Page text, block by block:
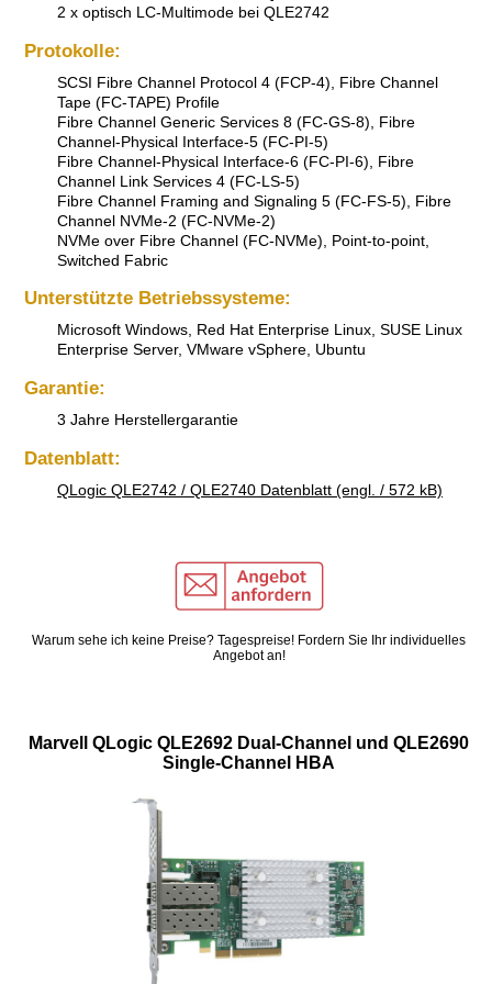
2 x optisch LC-Multimode bei QLE2742
Protokolle:
SCSI Fibre Channel Protocol 4 (FCP-4), Fibre Channel
Tape (FC-TAPE) Profile
Fibre Channel Generic Services 8 (FC-GS-8), Fibre
Channel-Physical Interface-5 (FC-PI-5)
Fibre Channel-Physical Interface-6 (FC-PI-6), Fibre
Channel Link Services 4 (FC-LS-5)
Fibre Channel Framing and Signaling 5 (FC-FS-5), Fibre
Channel NVMe-2 (FC-NVMe-2)
NVMe over Fibre Channel (FC-NVMe), Point-to-point,
Switched Fabric
Unterstützte Betriebssysteme:
Microsoft Windows, Red Hat Enterprise Linux, SUSE Linux
Enterprise Server, VMware vSphere, Ubuntu
Garantie:
3 Jahre Herstellergarantie
Datenblatt:
QLogic QLE2742 / QLE2740 Datenblatt (engl. / 572 kB)
Warum sehe ich keine Preise? Tagespreise! Fordern Sie Ihr individuelles
Angebot an!
Marvell QLogic QLE2692 Dual-Channel und QLE2690
Single-Channel HBA